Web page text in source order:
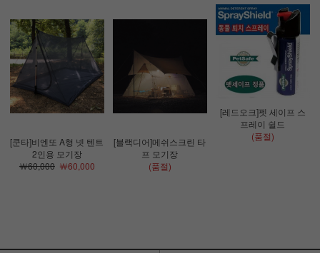
[쿤타]비엔또 A형 넷 텐트
2인용 모기장
￦60,000￦60,000
[블랙디어]메쉬스크린 타
프 모기장
(품절)
[레드오크]펫 세이프 스
프레이 쉴드
(품절)